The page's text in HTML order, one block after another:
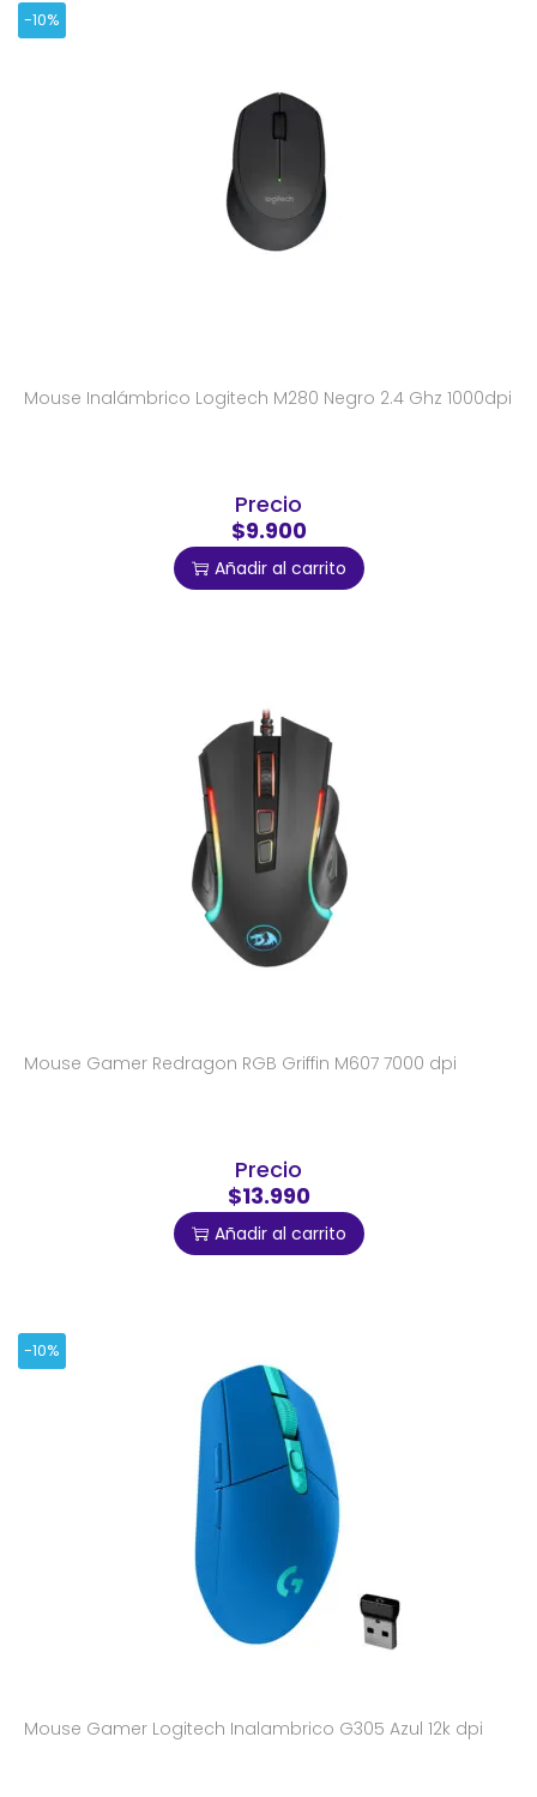
-10%
Mouse Inalámbrico Logitech M280 Negro 2.4 Ghz 1000dpi
Precio
$9.900
Añadir al carrito
Mouse Gamer Redragon RGB Griffin M607 7000 dpi
Precio
$13.990
Añadir al carrito
-10%
Mouse Gamer Logitech Inalambrico G305 Azul 12k dpi